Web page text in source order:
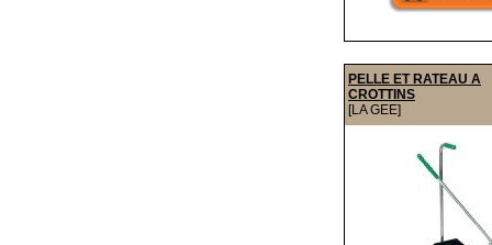
PELLE ET RATEAU A
CROTTINS
[LA GEE]